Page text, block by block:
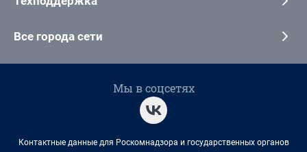
Все города сети
Мы в соцсетях
Контактные данные для Роскомнадзора и государственных органов